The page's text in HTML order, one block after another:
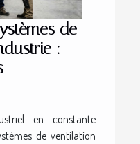
de
:
en constante
de ventilation